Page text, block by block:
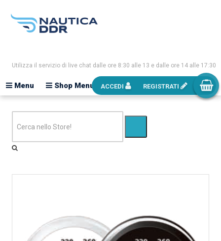
Utilizza il servizio di live chat dalle ore 8:30 alle 13 e dalle ore 14 alle 17:30
Shop Menu
Menu ACCEDI REGISTRATI